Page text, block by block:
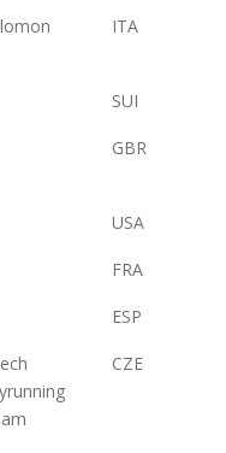
ITA
SUI
GBR
USA
FRA
ESP
CZE